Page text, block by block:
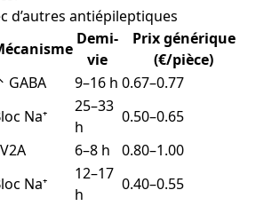
d’autres antiépileptiques
Demi-
vie
Prix générique
(€/pièce)
GABA 9–16 h 0.67–0.77
Na⁺
25–33
h
0.50–0.65
6–8 h
0.80–1.00
Na⁺
12–17
h
0.40–0.55